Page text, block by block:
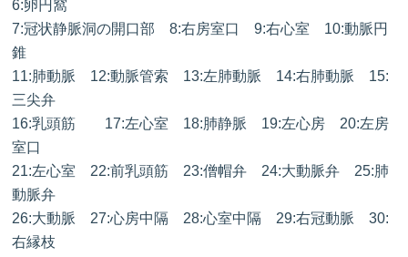
6:卵円窩
7:冠状静脈洞の開口部 8:右房室口 9:右心室 10:動脈円
錐
11:肺動脈 12:動脈管索 13:左肺動脈 14:右肺動脈 15:
三尖弁
16:乳頭筋 17:左心室 18:肺静脈 19:左心房 20:左房
室口
21:左心室 22:前乳頭筋 23:僧帽弁 24:大動脈弁 25:肺
動脈弁
26:大動脈 27:心房中隔 28:心室中隔 29:右冠動脈 30:
右縁枝